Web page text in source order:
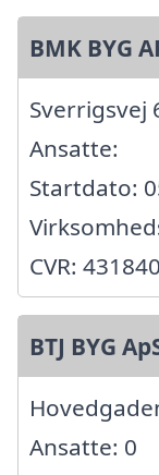
BMK BYG
Sverrigsvej
Ansatte:
Startdato:
CVR:
BTJ BYG
Ansatte: 0